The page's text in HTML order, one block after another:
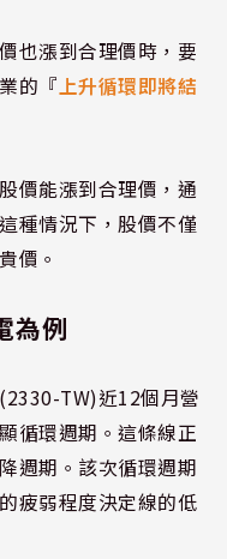
也漲到合理價時，要
的『上升循環即將結
價能漲到合理價，通
種情況下，股價不僅
價。
為例
TW)近12個月營
循環週期。這條線正
週期。該次循環週期
疲弱程度決定線的低